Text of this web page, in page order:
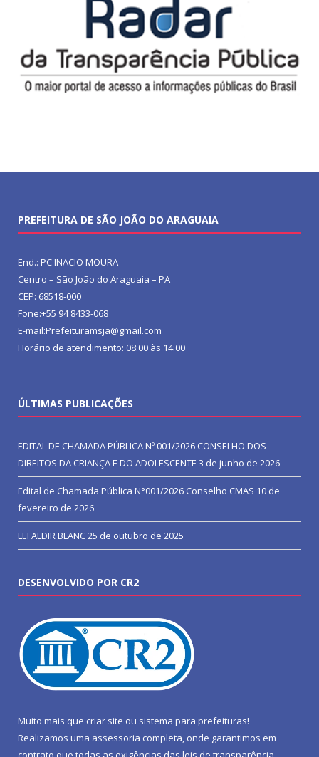
PREFEITURA DE SÃO JOÃO DO ARAGUAIA
End.: PC INACIO MOURA
Centro – São João do Araguaia – PA
CEP: 68518-000
Fone:+55 94 8433-068
E-mail:Prefeituramsja@gmail.com
Horário de atendimento: 08:00 às 14:00
ÚLTIMAS PUBLICAÇÕES
EDITAL DE CHAMADA PÚBLICA Nº 001/2026 CONSELHO DOS
DIREITOS DA CRIANÇA E DO ADOLESCENTE 3 de junho de 2026
Edital de Chamada Pública N°001/2026 Conselho CMAS 10 de
fevereiro de 2026
LEI ALDIR BLANC25 de outubro de 2025
DESENVOLVIDO POR CR2
Muito mais que criar site ou sistema para prefeituras!
Realizamos uma assessoria completa, onde garantimos em